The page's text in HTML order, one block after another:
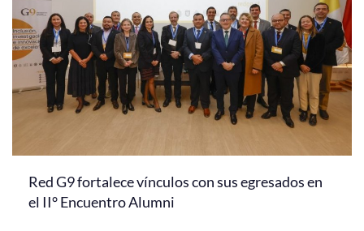
Red G9 fortalece vínculos con sus egresados en
el II° Encuentro Alumni